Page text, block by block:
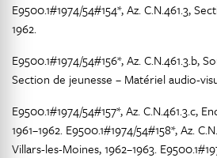
E9500.1#1974/54#154*, Az. C.N.461.3,
1962.
E9500.1#1974/54#156*, Az. C.N.461.3.b,
Section de jeunesse – Matériel audio-
E9500.1#1974/54#157*, Az. C.N.461.3.c,
1961–1962. E9500.1#1974/54#158*, Az.
Villars-les-Moines, 1962–1963.